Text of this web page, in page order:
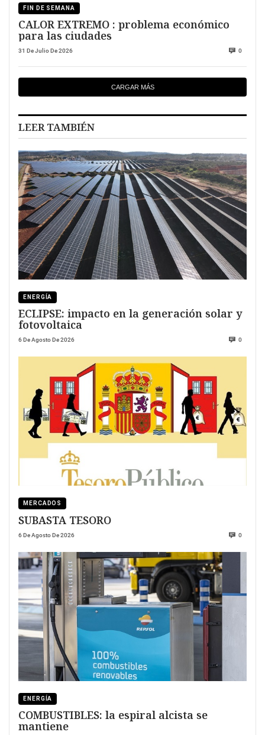
FIN DE SEMANA
CALOR EXTREMO : problema económico
para las ciudades
31 De Julio De 2026 0
CARGAR MÁS
LEER TAMBIÉN
ENERGÍA
ECLIPSE: impacto en la generación solar y
fotovoltaica
6 De Agosto De 2026 0
MERCADOS
SUBASTA TESORO
6 De Agosto De 2026 0
ENERGÍA
COMBUSTIBLES: la espiral alcista se
mantiene